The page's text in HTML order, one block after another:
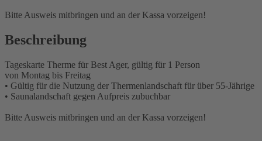
Bitte Ausweis mitbringen und an der Kassa vorzeigen!
Beschreibung
Tageskarte Therme für Best Ager, gültig für 1 Person
von Montag bis Freitag
• Gültig für die Nutzung der Thermenlandschaft für über 55-Jährige
• Saunalandschaft gegen Aufpreis zubuchbar
Bitte Ausweis mitbringen und an der Kassa vorzeigen!